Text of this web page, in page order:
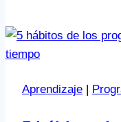
Aprendizaje